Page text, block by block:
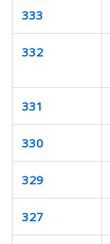
333
332
331
330
329
327